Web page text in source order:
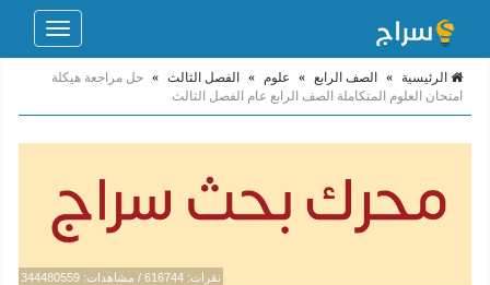
Toggle
الرئيسية » الصف الرابع » علوم » الفصل الثالث » حل مراجعة هيكلة
امتحان العلوم المتكاملة الصف الرابع عام الفصل الثالث
نقرات: 616744 / مشاهدات: 344480559